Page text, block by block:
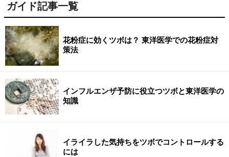
ガイド記事一覧
花粉症に効くツボは？ 東洋医学での花粉症対
策法
インフルエンザ予防に役立つツボと東洋医学の
知識
イライラした気持ちをツボでコントロールする
には